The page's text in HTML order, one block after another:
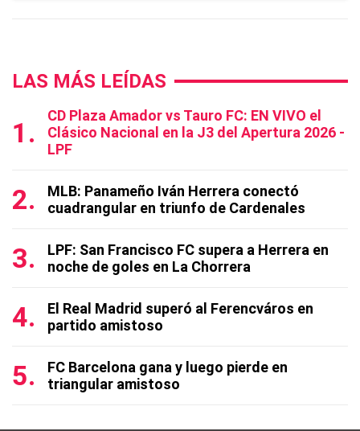
LAS MÁS LEÍDAS
CD Plaza Amador vs Tauro FC: EN VIVO el
Clásico Nacional en la J3 del Apertura 2026 -
LPF
MLB: Panameño Iván Herrera conectó
cuadrangular en triunfo de Cardenales
LPF: San Francisco FC supera a Herrera en
noche de goles en La Chorrera
El Real Madrid superó al Ferencváros en
partido amistoso
FC Barcelona gana y luego pierde en
triangular amistoso